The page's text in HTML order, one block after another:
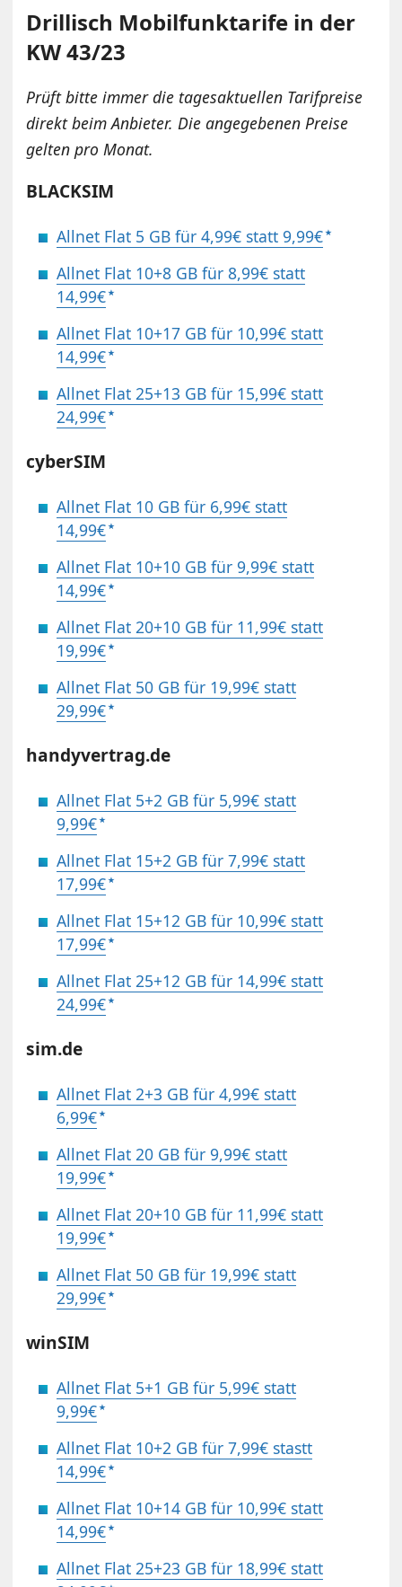
Drillisch Mobilfunktarife in der
KW 43/23
Prüft bitte immer die tagesaktuellen Tarifpreise
direkt beim Anbieter. Die angegebenen Preise
gelten pro Monat.
BLACKSIM
Allnet Flat 5 GB für 4,99€ statt 9,99€
Allnet Flat 10+8 GB für 8,99€ statt
14,99€
Allnet Flat 10+17 GB für 10,99€ statt
14,99€
Allnet Flat 25+13 GB für 15,99€ statt
24,99€
cyberSIM
Allnet Flat 10 GB für 6,99€ statt
14,99€
Allnet Flat 10+10 GB für 9,99€ statt
14,99€
Allnet Flat 20+10 GB für 11,99€ statt
19,99€
Allnet Flat 50 GB für 19,99€ statt
29,99€
handyvertrag.de
Allnet Flat 5+2 GB für 5,99€ statt
9,99€
Allnet Flat 15+2 GB für 7,99€ statt
17,99€
Allnet Flat 15+12 GB für 10,99€ statt
17,99€
Allnet Flat 25+12 GB für 14,99€ statt
24,99€
sim.de
Allnet Flat 2+3 GB für 4,99€ statt
6,99€
Allnet Flat 20 GB für 9,99€ statt
19,99€
Allnet Flat 20+10 GB für 11,99€ statt
19,99€
Allnet Flat 50 GB für 19,99€ statt
29,99€
winSIM
Allnet Flat 5+1 GB für 5,99€ statt
9,99€
Allnet Flat 10+2 GB für 7,99€ stastt
14,99€
Allnet Flat 10+14 GB für 10,99€ statt
14,99€
Allnet Flat 25+23 GB für 18,99€ statt